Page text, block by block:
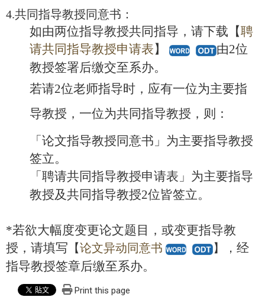
4.共同指导教授同意书：
如由两位指导教授共同指导，请下载【聘
请共同指导教授申请表】
由2位
教授签署后缴交至系办。
若请2位老师指导时，应有一位为主要指
导教授，一位为共同指导教授，则：
「论文指导教授同意书」为主要指导教授
签立。
「聘请共同指导教授申请表」为主要指导
教授及共同指导教授2位皆签立。
*若欲大幅度变更论文题目，或变更指导教
授，请填写 【论文异动同意书 】， 经
指导教授签章后缴至系办。
Print this page